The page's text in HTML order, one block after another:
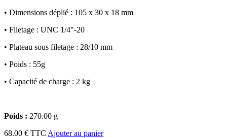
• Dimensions déplié : 105 x 30 x 18 mm
• Filetage : UNC 1/4"-20
• Plateau sous filetage : 28/10 mm
• Poids : 55g
• Capacité de charge : 2 kg
Poids : 270.00 g
68.00 € TTC Ajouter au panier